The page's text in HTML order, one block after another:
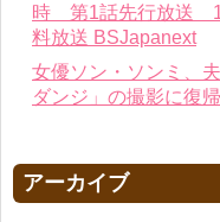
時 第1話先行放送
料放送 BSJapanext
女優ソン・ソンミ、
ダンジ」の撮影に復
アーカイブ